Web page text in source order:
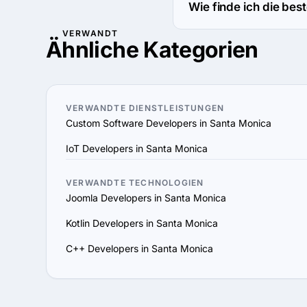
Support-Services an
Santa Monica
1. Definieren Sie Ihre
erwarten.
Ihrem Technologie-
3. Bewerten Sie
4. Prüfen Sie
unabhängige
zu bestätigen.
5. Bewerten Sie
ist, Ihre Vision versteht
Projektanforderungen
Wie finde ich die
Nutzen Sie unsere
auch nach Standort,
VERWANDT
Ähnliche Kategorien
VERWANDTE DIENSTLEISTUNGEN
Custom Software Developers in Santa Monica
IoT Developers in Santa Monica
VERWANDTE TECHNOLOGIEN
Joomla Developers in Santa Monica
Kotlin Developers in Santa Monica
C++ Developers in Santa Monica